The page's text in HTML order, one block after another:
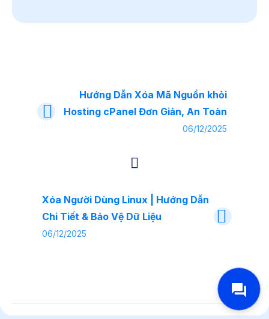
Hướng Dẫn Xóa Mã Nguồn khỏi
Hosting cPanel Đơn Giản, An Toàn
06/12/2025
Xóa Người Dùng Linux | Hướng Dẫn
Chi Tiết & Bảo Vệ Dữ Liệu
06/12/2025